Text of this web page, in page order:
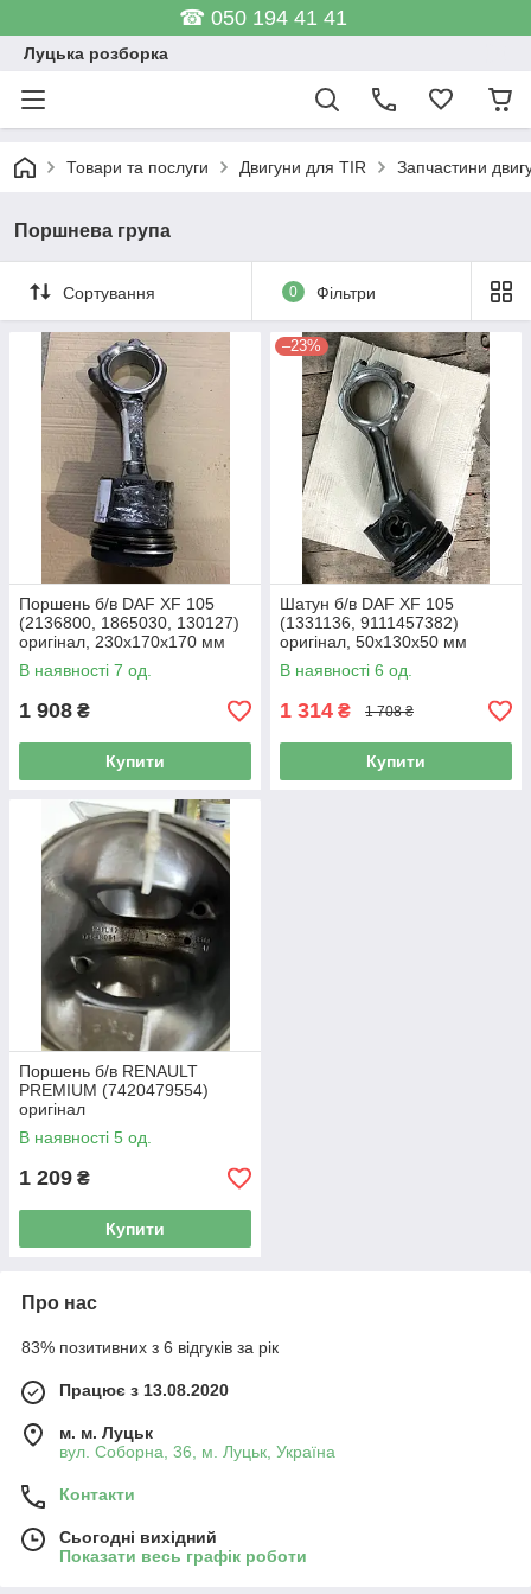
☎ 050 194 41 41
Луцька розборка
Товари та послуги Двигуни для TIR Запчастини
Поршнева група
Сортування 0 Фільтри
Поршень б/в DAF XF 105
(2136800, 1865030, 130127)
оригінал, 230х170х170 мм
В наявності 7 од.
1 908 ₴
Купити
–23%
Шатун б/в DAF XF 105
(1331136, 9111457382)
оригінал, 50х130х50 мм
В наявності 6 од.
1 314 ₴ 1 708 ₴
Купити
Поршень б/в RENAULT
PREMIUM (7420479554)
оригінал
В наявності 5 од.
1 209 ₴
Купити
Про нас
83% позитивних з 6 відгуків за рік
Працює з 13.08.2020
м. м. Луцьк
вул. Соборна, 36, м. Луцьк, Україна
Контакти
Сьогодні вихідний
Показати весь графік роботи